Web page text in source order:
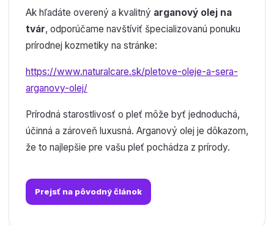
Ak hľadáte overený a kvalitný arganový olej na
tvár, odporúčame navštíviť špecializovanú ponuku
prírodnej kozmetiky na stránke:
https://www.naturalcare.sk/pletove-oleje-a-sera-
arganovy-olej/
Prírodná starostlivosť o pleť môže byť jednoduchá,
účinná a zároveň luxusná. Arganový olej je dôkazom,
že to najlepšie pre vašu pleť pochádza z prírody.
Prejsť na pôvodný článok